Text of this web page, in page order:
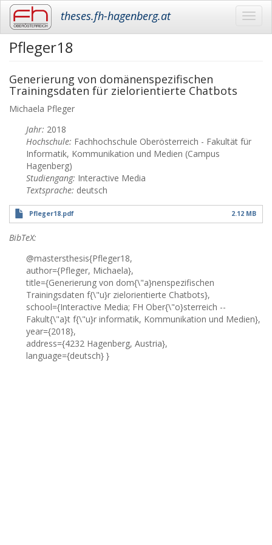
Skip
content
theses.fh-hagenberg.at
Pfleger18
Generierung von domänenspezifischen
Trainingsdaten für zielorientierte Chatbots
Michaela Pfleger
Jahr: 2018
Hochschule: Fachhochschule Oberösterreich - Fakultät für
Informatik, Kommunikation und Medien (Campus
Hagenberg)
Studiengang: Interactive Media
Textsprache: deutsch
Pfleger18.pdf 2.12 MB
BibTeX:
@mastersthesis{Pfleger18,
author={Pfleger, Michaela},
title={Generierung von dom{\"a}nenspezifischen
Trainingsdaten f{\"u}r zielorientierte Chatbots},
school={Interactive Media; FH Ober{\"o}sterreich --
Fakult{\"a}t f{\"u}r informatik, Kommunikation und Medien},
year={2018},
address={4232 Hagenberg, Austria},
language={deutsch} }